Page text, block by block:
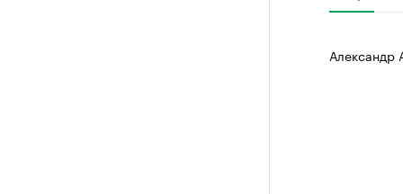
Александр